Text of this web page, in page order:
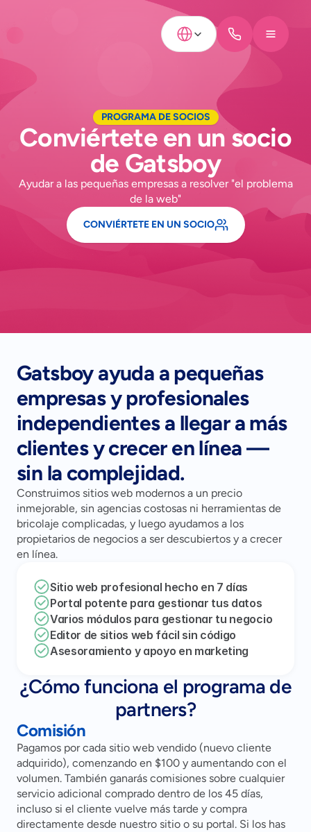
Select Language
PROGRAMA DE SOCIOS
Conviértete en un socio
de Gatsboy
Ayudar a las pequeñas empresas a resolver "el problema
de la web"
CONVIÉRTETE EN UN SOCIO
Gatsboy ayuda a pequeñas
empresas y profesionales
independientes a llegar a más
clientes y crecer en línea —
sin la complejidad.
Construimos sitios web modernos a un precio
inmejorable, sin agencias costosas ni herramientas de
bricolaje complicadas, y luego ayudamos a los
propietarios de negocios a ser descubiertos y a crecer
en línea.
Sitio web profesional hecho en 7 días
Portal potente para gestionar tus datos
Varios módulos para gestionar tu negocio
Editor de sitios web fácil sin código
Asesoramiento y apoyo en marketing
¿Cómo funciona el programa de
partners?
Comisión
Pagamos por cada sitio web vendido (nuevo cliente
adquirido), comenzando en $100 y aumentando con el
volumen. También ganarás comisiones sobre cualquier
servicio adicional comprado dentro de los 45 días,
incluso si el cliente vuelve más tarde y compra
directamente desde nuestro sitio o su portal. Si los has